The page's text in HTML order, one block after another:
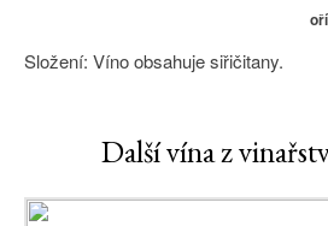
Složení: Víno obsahuje siřičitany.
Další vína z